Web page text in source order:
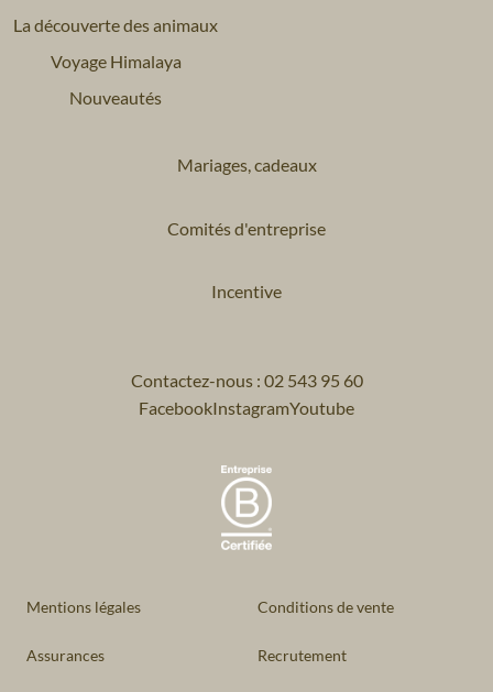
La découverte des animaux
Voyage Himalaya
Nouveautés
Mariages, cadeaux
Comités d'entreprise
Incentive
Contactez-nous : 02 543 95 60
FacebookInstagramYoutube
Mentions légales Conditions de vente
Assurances Recrutement